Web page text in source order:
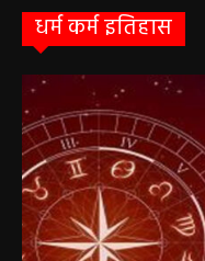
धर्म कर्म इतिहास